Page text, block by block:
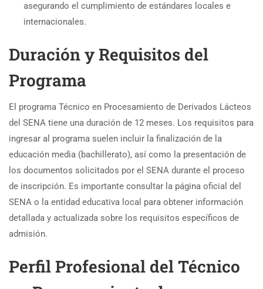
asegurando el cumplimiento de estándares locales e
internacionales.
Duración y Requisitos del
Programa
El programa Técnico en Procesamiento de Derivados Lácteos
del SENA tiene una duración de 12 meses. Los requisitos para
ingresar al programa suelen incluir la finalización de la
educación media (bachillerato), así como la presentación de
los documentos solicitados por el SENA durante el proceso
de inscripción. Es importante consultar la página oficial del
SENA o la entidad educativa local para obtener información
detallada y actualizada sobre los requisitos específicos de
admisión.
Perfil Profesional del Técnico